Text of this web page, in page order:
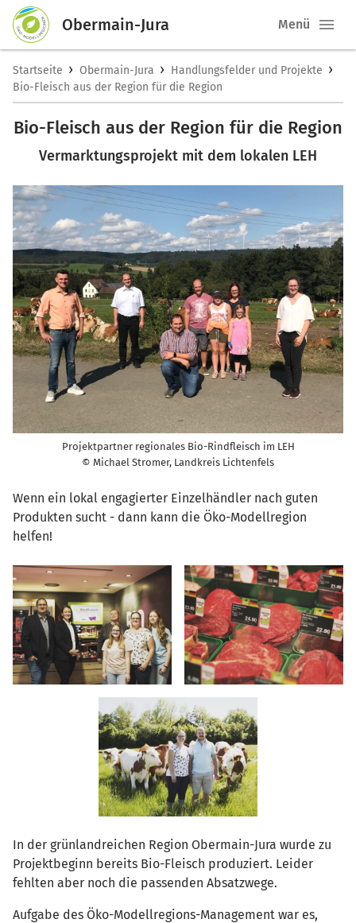
Obermain-Jura Menü
Startseite › Obermain-Jura › Handlungsfelder und Projekte ›
Bio-Fleisch aus der Region für die Region
Bio-Fleisch aus der Region für die Region
Vermarktungsprojekt mit dem lokalen LEH
Projektpartner regionales Bio-Rindfleisch im LEH
© Michael Stromer, Landkreis Lichtenfels
Wenn ein lokal engagierter Einzelhändler nach guten
Produkten sucht - dann kann die Öko-Modellregion
helfen!
In der grünlandreichen Region Obermain-Jura wurde zu
Projektbeginn bereits Bio-Fleisch produziert. Leider
fehlten aber noch die passenden Absatzwege.
Aufgabe des Öko-Modellregions-Management war es,